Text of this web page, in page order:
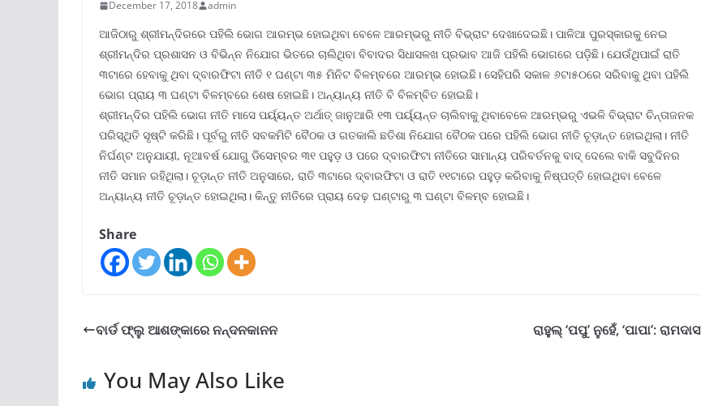
December 17, 2018 admin
ଆଜିଠାରୁ ଶ୍ରୀମନ୍ଦିରରେ ପହିଲି ଭୋଗ ଆରମ୍ଭ ହୋଇଥିବା ବେଳେ ଆରମ୍ଭରୁ ନୀତି ବିଭ୍ରାଟ ଦେଖାଦେଇଛି। ପାଳିଆ ପୁରସ୍କାରକୁ ନେଇ
ଶ୍ରୀମନ୍ଦିର ପ୍ରଶାସନ ଓ ବିଭିନ୍ନ ନିଯୋଗ ଭିତରେ ଚାଲିଥିବା ବିବାଦର ସିଧାସଳଖ ପ୍ରଭାବ ଆଜି ପହିଲି ଭୋଗରେ ପଡ଼ିଛି। ଯେଉଁଥିପାଇଁ ରାତି
୩ଟାରେ ହେବାକୁ ଥିବା ଦ୍ବାରଫିଟା ନୀତି ୧ ଘଣ୍ଟା ୩୫ ମିନିଟ ବିଳମ୍ବରେ ଆରମ୍ଭ ହୋଇଛି। ସେହିପରି ସକାଳ ୬ଟା୫୦ରେ ସରିବାକୁ ଥିବା ପହିଲି
ଭୋଗ ପ୍ରାୟ ୩ ଘଣ୍ଟା ବିଳମ୍ବରେ ଶେଷ ହୋଇଛି। ଅନ୍ୟାନ୍ୟ ନୀତି ବି ବିଳମ୍ବିତ ହୋଇଛି।
ଶ୍ରୀମନ୍ଦିର ପହିଲି ଭୋଗ ନୀତି ମାସେ ପର୍ୟ୍ୟନ୍ତ ଅର୍ଥାତ୍ ଜାନୁଆରି ୧୩ ପର୍ୟ୍ୟନ୍ତ ଚାଲିବାକୁ ଥିବାବେଳେ ଆରମ୍ଭରୁ ଏଭଳି ବିଭ୍ରାଟ ଚିନ୍ତାଜନକ
ପରିସ୍ଥିତି ସୃଷ୍ଟି କରିଛି। ପୂର୍ବରୁ ନୀତି ସବକମିଟି ବୈଠକ ଓ ଗତକାଲି ଛତିଶା ନିଯୋଗ ବୈଠକ ପରେ ପହିଲି ଭୋଗ ନୀତି ଚୂଡ଼ାନ୍ତ ହୋଇଥିଲା। ନୀତି
ନିର୍ଘଣ୍ଟ ଅନୁଯାୟୀ, ନୂଆବର୍ଷ ଯୋଗୁ ଡିସେମ୍ବର ୩୧ ପହୁଡ଼ ଓ ପରେ ଦ୍ବାରଫିଟା ନୀତିରେ ସାମାନ୍ୟ ପରିବର୍ତନକୁ ବାଦ୍ ଦେଲେ ବାକି ସବୁଦିନର
ନୀତି ସମାନ ରହିଥିଲା। ଚୂଡ଼ାନ୍ତ ନୀତି ଅନୁସାରେ, ରାତି ୩ଟାରେ ଦ୍ବାରଫିଟା ଓ ରାତି ୧୧ଟାରେ ପହୁଡ଼ କରିବାକୁ ନିଷ୍ପତ୍ତି ହୋଇଥିବା ବେଳେ
ଅନ୍ୟାନ୍ୟ ନୀତି ଚୂଡ଼ାନ୍ତ ହୋଇଥିଲା। କିନ୍ତୁ ନୀତିରେ ପ୍ରାୟ ଦେଢ଼ ଘଣ୍ଟାରୁ ୩ ଘଣ୍ଟା ବିଳମ୍ବ ହୋଇଛି।
Share
ବାର୍ଡ ଫ୍ଲୁ ଆଶଙ୍କାରେ ନନ୍ଦନକାନନ ରାହୁଲ୍ ‘ପପୁ’ ନୁହେଁ, ‘ପାପା’: ରାମଦାସ
You May Also Like